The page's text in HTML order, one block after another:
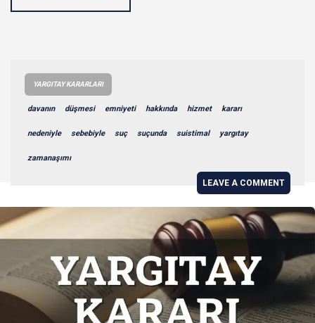
YARGITAY KARARLARI
davanın düşmesi emniyeti hakkında hizmet kararı
nedeniyle sebebiyle suç suçunda suistimal yargıtay
zamanaşımı
LEAVE A COMMENT